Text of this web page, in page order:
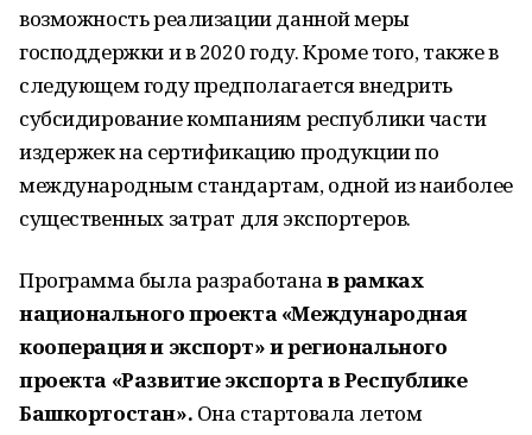
возможность реализации данной меры
господдержки и в 2020 году. Кроме того, также в
следующем году предполагается внедрить
субсидирование компаниям республики части
издержек на сертификацию продукции по
международным стандартам, одной из наиболее
существенных затрат для экспортеров.
Программа была разработанав рамках
национального проекта «Международная
кооперация и экспорт» и регионального
проекта «Развитие экспорта в Республике
Башкортостан». Она стартовала летом